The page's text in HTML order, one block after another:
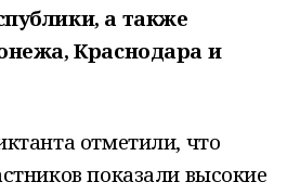
а также
Краснодара и
отметили, что
показали высокие